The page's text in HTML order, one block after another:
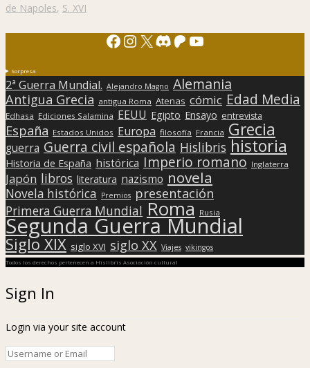
de Napoles, S. XVI
Facebook
Instagram
X Discord
Patreon
YouTube
Sorpresa
2ª Guerra Mundial. Alejandro Magno Alemania
Antigua Grecia antigua Roma Atenas cómic Edad Media
Edhasa Ediciones Salamina EEUU Egipto Ensayo entrevista
España Estados Unidos Europa filosofía Francia Grecia
guerra Guerra civil española Hislibris historia
Historia de España histórica Imperio romano Inglaterra
Japón libros literatura nazismo novela
Novela histórica Premios presentación
Primera Guerra Mundial Roma Rusia
Segunda Guerra Mundial
Siglo XIX siglo XVI siglo XX Viajes vikingos
Todos los derechos pertenecen a Hislibris Asociación cultural
Sign In
Login via your site account